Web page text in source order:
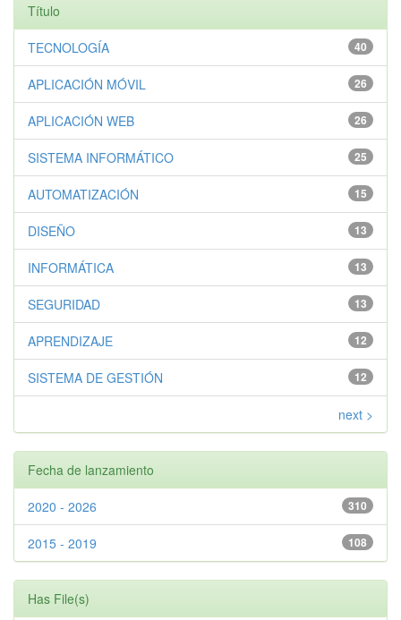
Título
40
TECNOLOGÍA
26
APLICACIÓN MÓVIL
26
APLICACIÓN WEB
25
SISTEMA INFORMÁTICO
15
AUTOMATIZACIÓN
13
DISEÑO
13
INFORMÁTICA
13
SEGURIDAD
12
APRENDIZAJE
12
SISTEMA DE GESTIÓN
next >
Fecha de lanzamiento
310
2020 - 2026
108
2015 - 2019
Has File(s)